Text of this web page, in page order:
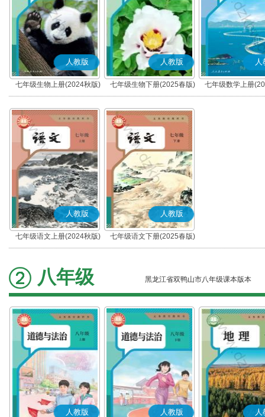
人教版
七年级生物上册(2024秋版)
人教版
七年级生物下册(2025春版)
人
七年级数学上册
人教版
七年级语文上册(2024秋版)
(部编版)
人教版
七年级语文下册(2025春版)
(部编版)
八年级 黑龙江省双鸭山市八年级课本版本
人教版 人教版 人